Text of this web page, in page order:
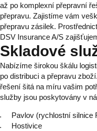
až po komplexní přepravní
přepravu. Zajistíme vám
přepravu zásilek.
DSV Insurance A/S
Skladové
Nabízíme širokou škálu
po distribuci a přepravu
řešení šitá na míru vašim
služby jsou poskytovány v
Pavlov (rychlostní silnice
Hostivice